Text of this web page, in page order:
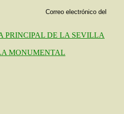
Correo electrónico del
PRINCIPAL DE LA SEVILLA
MONUMENTAL